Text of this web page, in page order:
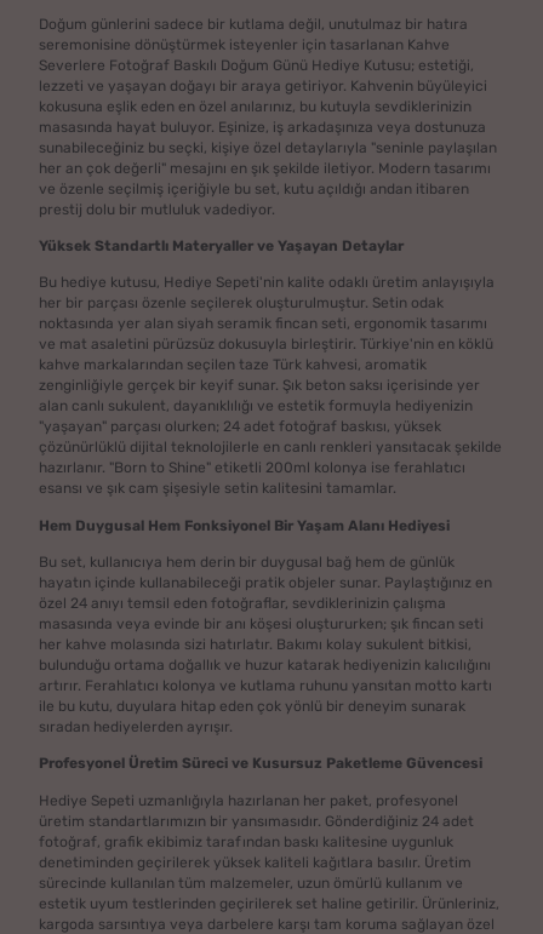
Doğum günlerini sadece bir kutlama değil, unutulmaz bir hatıra
seremonisine dönüştürmek isteyenler için tasarlanan Kahve
Severlere Fotoğraf Baskılı Doğum Günü Hediye Kutusu; estetiği,
lezzeti ve yaşayan doğayı bir araya getiriyor. Kahvenin büyüleyici
kokusuna eşlik eden en özel anılarınız, bu kutuyla sevdiklerinizin
masasında hayat buluyor. Eşinize, iş arkadaşınıza veya dostunuza
sunabileceğiniz bu seçki, kişiye özel detaylarıyla "seninle paylaşılan
her an çok değerli" mesajını en şık şekilde iletiyor. Modern tasarımı
ve özenle seçilmiş içeriğiyle bu set, kutu açıldığı andan itibaren
prestij dolu bir mutluluk vadediyor.
Yüksek Standartlı Materyaller ve Yaşayan Detaylar
Bu hediye kutusu, Hediye Sepeti'nin kalite odaklı üretim anlayışıyla
her bir parçası özenle seçilerek oluşturulmuştur. Setin odak
noktasında yer alan siyah seramik fincan seti, ergonomik tasarımı
ve mat asaletini pürüzsüz dokusuyla birleştirir. Türkiye'nin en köklü
kahve markalarından seçilen taze Türk kahvesi, aromatik
zenginliğiyle gerçek bir keyif sunar. Şık beton saksı içerisinde yer
alan canlı sukulent, dayanıklılığı ve estetik formuyla hediyenizin
"yaşayan" parçası olurken; 24 adet fotoğraf baskısı, yüksek
çözünürlüklü dijital teknolojilerle en canlı renkleri yansıtacak şekilde
hazırlanır. "Born to Shine" etiketli 200ml kolonya ise ferahlatıcı
esansı ve şık cam şişesiyle setin kalitesini tamamlar.
Hem Duygusal Hem Fonksiyonel Bir Yaşam Alanı Hediyesi
Bu set, kullanıcıya hem derin bir duygusal bağ hem de günlük
hayatın içinde kullanabileceği pratik objeler sunar. Paylaştığınız en
özel 24 anıyı temsil eden fotoğraflar, sevdiklerinizin çalışma
masasında veya evinde bir anı köşesi oluştururken; şık fincan seti
her kahve molasında sizi hatırlatır. Bakımı kolay sukulent bitkisi,
bulunduğu ortama doğallık ve huzur katarak hediyenizin kalıcılığını
artırır. Ferahlatıcı kolonya ve kutlama ruhunu yansıtan motto kartı
ile bu kutu, duyulara hitap eden çok yönlü bir deneyim sunarak
sıradan hediyelerden ayrışır.
Profesyonel Üretim Süreci ve Kusursuz Paketleme Güvencesi
Hediye Sepeti uzmanlığıyla hazırlanan her paket, profesyonel
üretim standartlarımızın bir yansımasıdır. Gönderdiğiniz 24 adet
fotoğraf, grafik ekibimiz tarafından baskı kalitesine uygunluk
denetiminden geçirilerek yüksek kaliteli kağıtlara basılır. Üretim
sürecinde kullanılan tüm malzemeler, uzun ömürlü kullanım ve
estetik uyum testlerinden geçirilerek set haline getirilir. Ürünleriniz,
kargoda sarsıntıya veya darbelere karşı tam koruma sağlayan özel